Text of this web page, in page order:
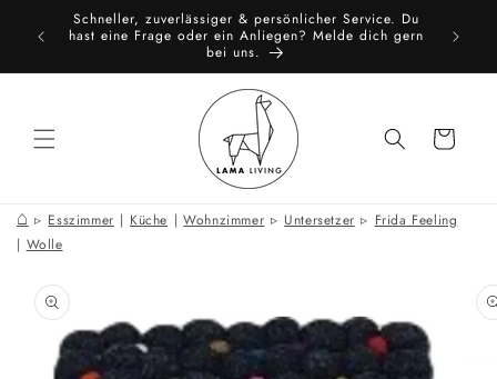
zum
Inhalt
Schneller, zuverlässiger & persönlicher Service. Du
hast eine Frage oder ein Anliegen? Melde dich gern
bei uns.
Warenkorb
⌂ Esszimmer | Küche | Wohnzimmer Untersetzer
Frida Feeling
| Wolle